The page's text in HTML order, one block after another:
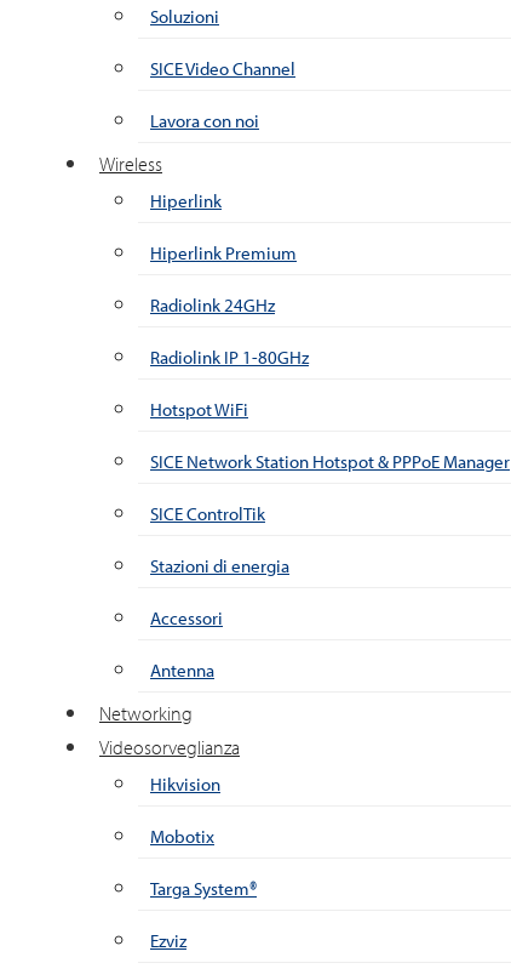
Soluzioni
SICE Video Channel
Lavora con noi
Wireless
Hiperlink
Hiperlink Premium
Radiolink 24GHz
Radiolink IP 1-80GHz
Hotspot WiFi
SICE Network Station Hotspot & PPPoE Manager
SICE ControlTik
Stazioni di energia
Accessori
Antenna
Networking
Videosorveglianza
Hikvision
Mobotix
Targa System®
Ezviz